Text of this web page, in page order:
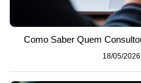
Como Saber Quem
18/05/